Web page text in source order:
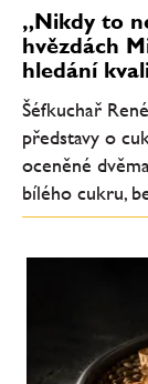
„Nikdy to
hvězdách
hledání
Šéfkuchař
představy o
oceněné
bílého cukru,